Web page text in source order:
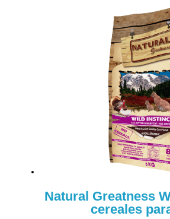
tiene
Las
se
elegir
en
la
de
Natural Greatness
cereales